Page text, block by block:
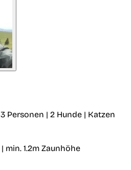
3 Personen | 2 Hunde | Katzen
| min. 1.2m Zaunhöhe